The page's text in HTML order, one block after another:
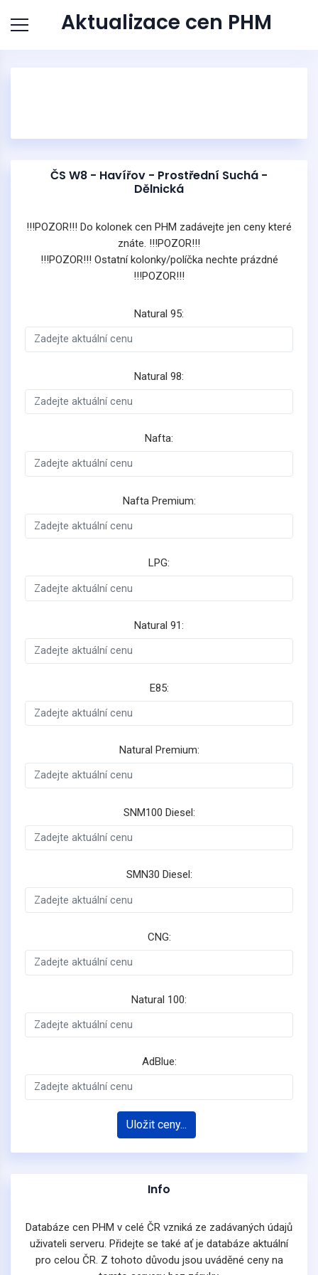
Aktualizace cen PHM
ČS W8 - Havířov - Prostřední Suchá -
Dělnická
!!!POZOR!!! Do kolonek cen PHM zadávejte jen ceny které
znáte. !!!POZOR!!!
!!!POZOR!!! Ostatní kolonky/políčka nechte prázdné
!!!POZOR!!!
Natural 95:
Natural 98:
Nafta:
Nafta Premium:
LPG:
Natural 91:
E85:
Natural Premium:
SNM100 Diesel:
SMN30 Diesel:
CNG:
Natural 100:
AdBlue:
Uložit ceny...
Info
Databáze cen PHM v celé ČR vzniká ze zadávaných údajů
uživateli serveru. Přidejte se také ať je databáze aktuální
pro celou ČR. Z tohoto důvodu jsou uváděné ceny na